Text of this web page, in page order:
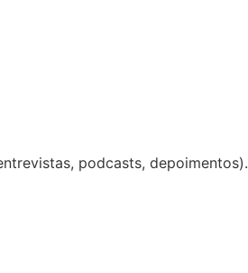
podcasts, depoimentos).